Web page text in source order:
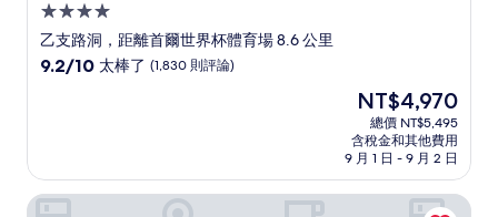
4.0
星
級
乙支路洞，距離首爾世界杯體育場 8.6 公里
9.2
太
棒
9.2/10 太棒了 (1,830 則評論)
現
在
價
格
為
NT$4,970
NT$4,970
總價 NT$5,495
含稅金和其他費用
9 月 1 日 - 9 月 2 日
弘大L7樂天飯店